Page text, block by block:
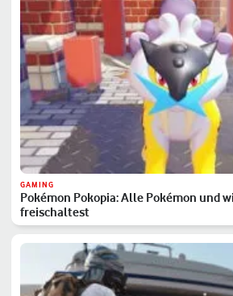
GAMING
Pokémon Pokopia: Alle Pokémon und
freischaltest